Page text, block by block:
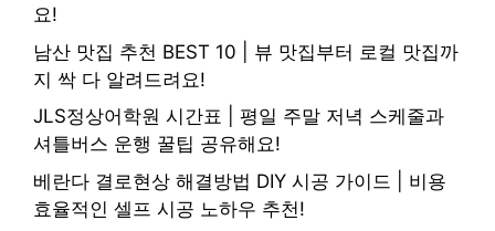
요!
남산 맛집 추천 BEST 10 | 뷰 맛집부터 로컬 맛집까
지 싹 다 알려드려요!
JLS정상어학원 시간표 | 평일 주말 저녁 스케줄과
셔틀버스 운행 꿀팁 공유해요!
베란다 결로현상 해결방법 DIY 시공 가이드 | 비용
효율적인 셀프 시공 노하우 추천!